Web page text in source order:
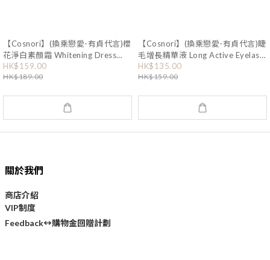
【Cosnori】(換乘戀愛-有貞代言)櫻
花淨白素顏霜 Whitening Dress
Tone Up Cream (OY159)
HK$159.00
HK$189.00
【Cosnori】(換乘戀愛-有貞代言)睫
毛增長精華液 Long Active Eyelash
Serum (OY154)
HK$135.00
HK$159.00
關於我們
商店介紹
VIP制度
Feedback↔購物金回贈計劃